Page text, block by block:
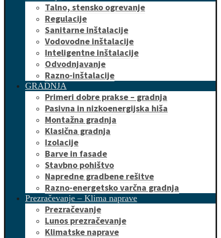
Talno, stensko ogrevanje
Regulacije
Sanitarne inštalacije
Vodovodne inštalacije
Inteligentne inštalacije
Odvodnjavanje
Razno-inštalacije
GRADNJA
Primeri dobre prakse – gradnja
Pasivna in nizkoenergijska hiša
Montažna gradnja
Klasična gradnja
Izolacije
Barve in fasade
Stavbno pohištvo
Napredne gradbene rešitve
Razno-energetsko varčna gradnja
Prezračevanje – Klima naprave
Prezračevanje
Lunos prezračevanje
Klimatske naprave